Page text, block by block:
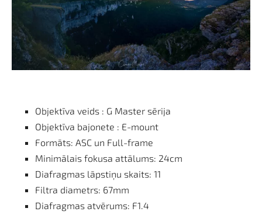
Objektīva veids : G Master sērija
Objektīva bajonete : E-mount
Formāts: ASC un Full-frame
Minimālais fokusa attālums: 24cm
Diafragmas lāpstiņu skaits: 11
Filtra diametrs: 67mm
Diafragmas atvērums: F1.4